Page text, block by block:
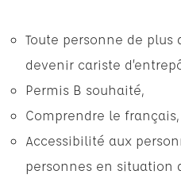
Toute personne de plus
devenir cariste
Permis B souhaité,
Comprendre le français,
Accessibilité aux
personnes en situation